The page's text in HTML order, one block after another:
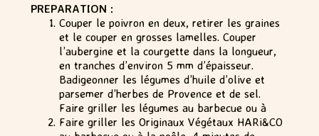
PREPARATION :
Couper le poivron en deux, retirer les graines
et le couper en grosses lamelles. Couper
l’aubergine et la courgette dans la longueur,
en tranches d’environ 5 mm d’épaisseur.
Badigeonner les légumes d’huile d’olive et
parsemer d’herbes de Provence et de sel.
Faire griller les légumes au barbecue ou à
Faire griller les Originaux Végétaux HARi&CO